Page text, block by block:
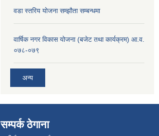
वडा स्तरिय योजना सम्झौता सम्बन्धमा
वार्षिक नगर विकास योजना (बजेट तथा कार्यक्रम) आ.व.
०७८-०७९
अन्य
सम्पर्क ठेगाना